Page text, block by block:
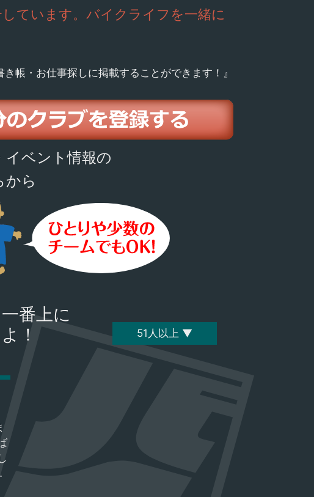
ています。バイクライフを一緒に
帳・お仕事探しに掲載することができます！』
イベント情報の
から
番上に
！
51人以上 ▼